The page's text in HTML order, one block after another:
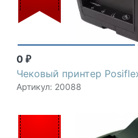
0 ₽
Чековый принтер
Артикул: 20088